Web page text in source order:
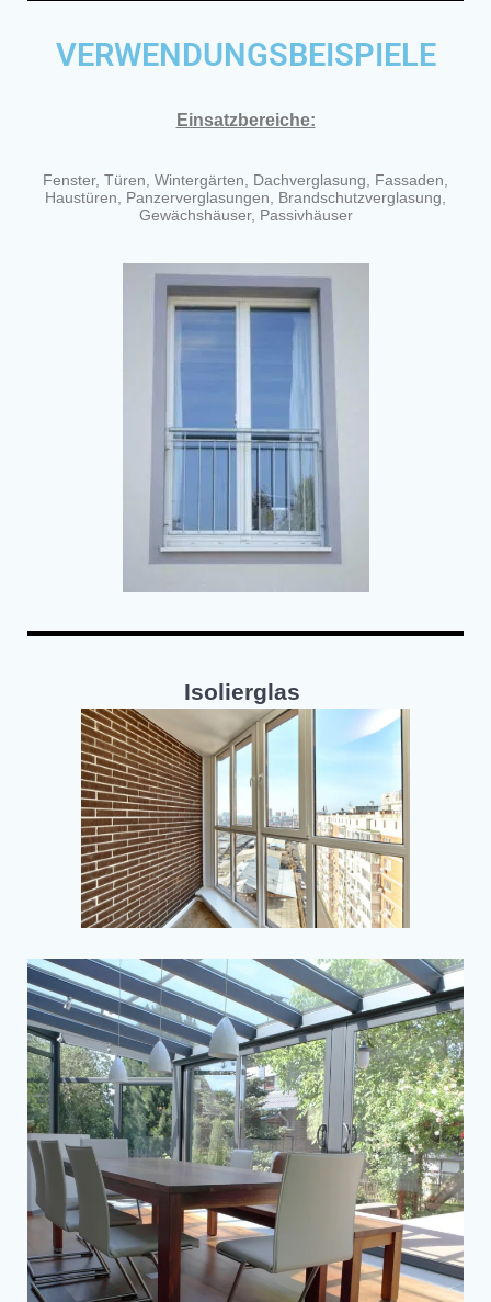
VERWENDUNGSBEISPIELE
Einsatzbereiche:
Fenster, Türen, Wintergärten, Dachverglasung, Fassaden,
Haustüren, Panzerverglasungen, Brandschutzverglasung,
Gewächshäuser, Passivhäuser
Isolierglas